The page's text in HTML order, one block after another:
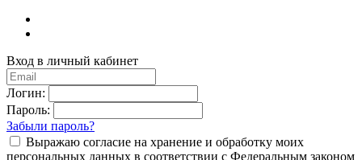
Вход в личный кабинет
Логин:
Пароль:
Забыли пароль?
Выражаю согласие на хранение и обработку моих
персональных данных в соответствии с Федеральным законом